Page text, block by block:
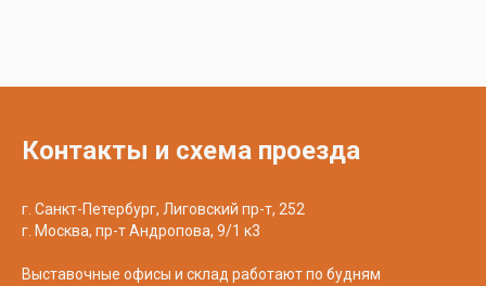
Контакты и схема проезда
г. Санкт-Петербург, Лиговский пр-т, 252
г. Москва, пр-т Андропова, 9/1 к3
Выставочные офисы и склад работают по будням